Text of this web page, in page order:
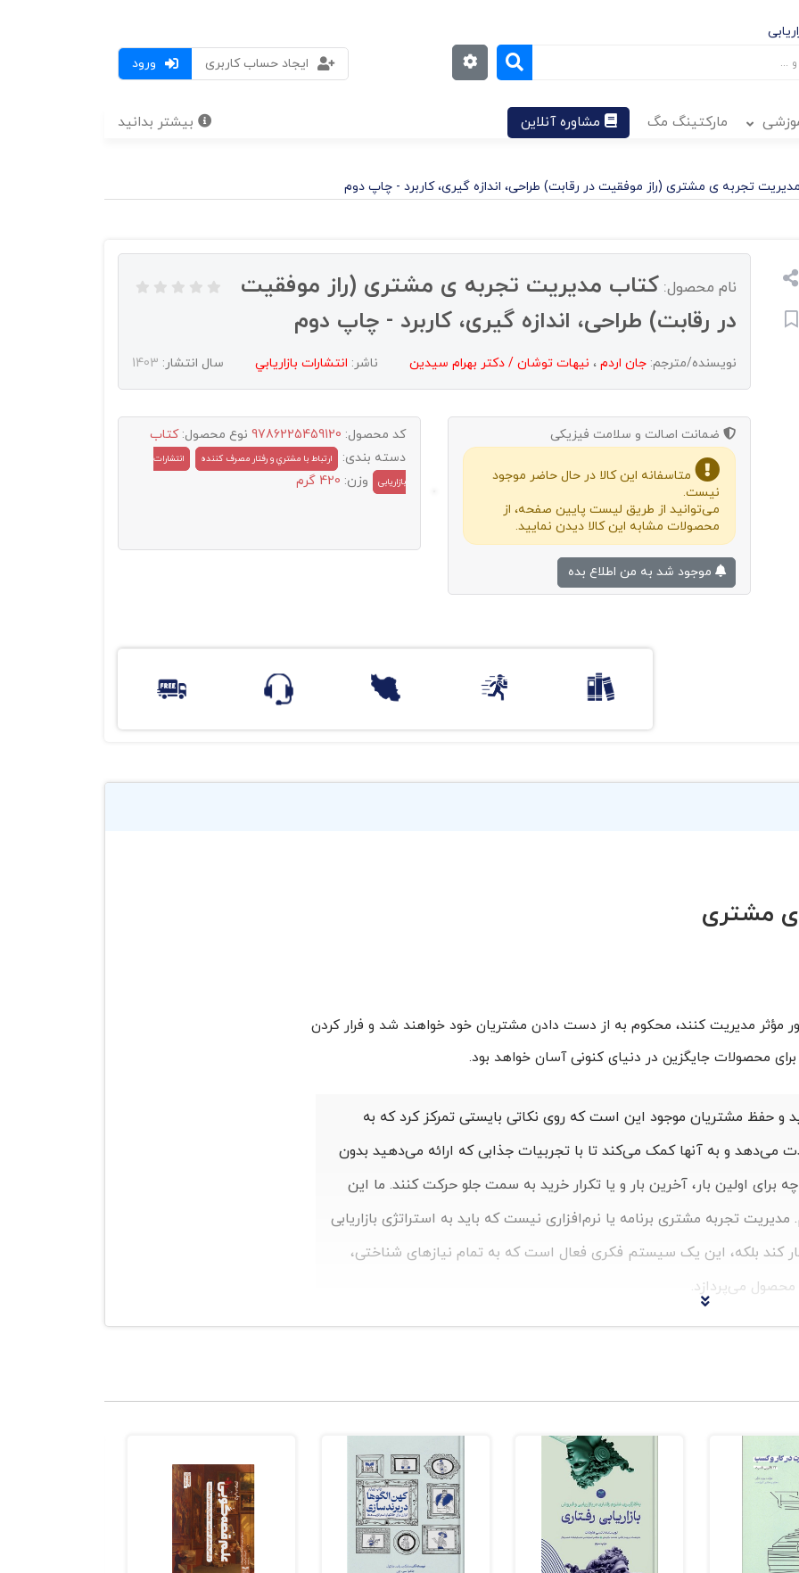
ورود
ایجاد حساب کاربری
مارکتینگ مگ مشاوره آنلاین بیشتر بدانید
تجربه ی مشتری (راز موفقیت در رقابت) طراحی، اندازه گیری، کاربرد - چاپ دوم
نام محصول: کتاب مدیریت تجربه ی مشتری (راز موفقیت
در رقابت) طراحی، اندازه گیری، کاربرد - چاپ دوم
نویسنده/مترجم: جان اردم ، نیهات توشان / دکتر بهرام سیدین ناشر: انتشارات بازاريابي سال انتشار: 1403
ضمانت اصالت و سلامت فیزیکی
متاسفانه این کالا در حال حاضر موجود
نیست.
می‌توانید از طریق لیست پایین صفحه، از
محصولات مشابه این کالا دیدن نمایید.
کد محصول: 9786225459120 نوع محصول:کتاب
دسته بندی:
ارتباط با مشتري و رفتار مصرف کننده
انتشارات
بازاریابی
وزن: 420 گرم
مشتری
مؤثر مدیریت کنند، محکوم به از دست دادن مشتریان خود خواهند شد و فرار کردن
محصولات جایگزین در دنیای کنونی آسان خواهد بود.
و حفظ مشتریان موجود این است که روی نکاتی بایستی تمرکز کرد که به
می‌دهد و به آنها کمک می‌کند تا با تجربیات جذابی که ارائه می‌دهید بدون
اولین بار، آخرین بار و یا تکرار خرید به سمت جلو حرکت کنند. ما این
تجربه مشتری برنامه یا نرم‌افزاری نیست که باید به استراتژی بازاریابی
کند بلکه، این یک سیستم فکری فعال است که به تمام نیازهای شناختی،
می‌پردازد.
خلاقانه طراحی کرد و با موفقیت مدیریت کرد، لذت خواهید برد.